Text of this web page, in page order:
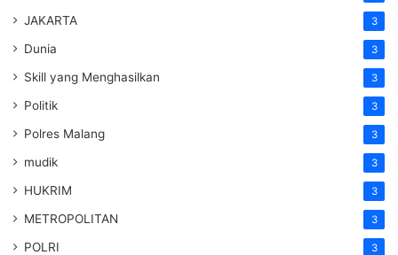
JAKARTA 3
Dunia 3
Skill yang Menghasilkan 3
Politik 3
Polres Malang 3
mudik 3
HUKRIM 3
METROPOLITAN 3
POLRI 3